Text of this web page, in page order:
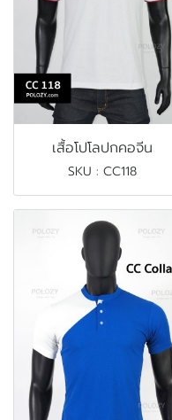
เสื้อโปโลปกคอจีน
SKU : CC118